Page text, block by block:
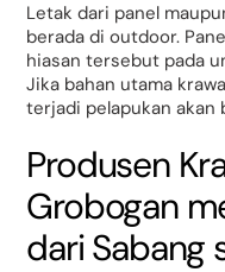
Letak dari panel
berada di outdoor.
hiasan tersebut pada
Jika bahan utama
terjadi pelapukan akan
Produsen
Grobogan
dari Sabang